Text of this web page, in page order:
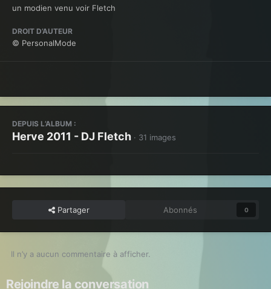
un modien venu voir Fletch
DROIT D’AUTEUR
© PersonalMode
DEPUIS L’ALBUM :
Herve 2011 - DJ Fletch · 31 images
Partager Abonnés 0
Il n’y a aucun commentaire à afficher.
Rejoindre la conversation